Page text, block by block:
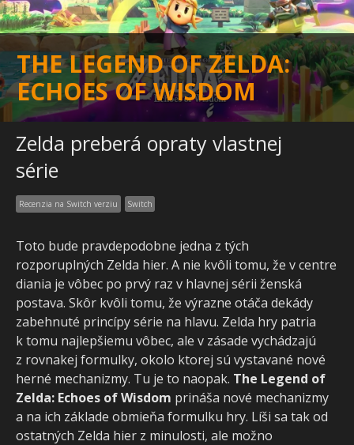
THE LEGEND OF ZELDA:
ECHOES OF WISDOM
Zelda preberá opraty vlastnej
série
Recenzia na Switch verziu Switch
Toto bude pravdepodobne jedna z tých
rozporuplných Zelda hier. A nie kvôli tomu, že v centre
diania je vôbec po prvý raz v hlavnej sérii ženská
postava. Skôr kvôli tomu, že výrazne otáča dekády
zabehnuté princípy série na hlavu. Zelda hry patria
k tomu najlepšiemu vôbec, ale v zásade vychádzajú
z rovnakej formulky, okolo ktorej sú vystavané nové
herné mechanizmy. Tu je to naopak. The Legend of
Zelda: Echoes of Wisdom prináša nové mechanizmy
a na ich základe obmieňa formulku hry. Líši sa tak od
ostatných Zelda hier z minulosti, ale možno